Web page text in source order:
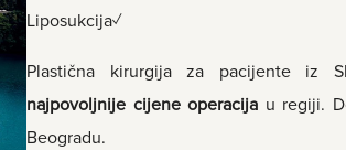
Liposukcija✓
Plastična kirurgija za pacijente iz
najpovoljnije cijene operacija u regiji.
Beogradu.